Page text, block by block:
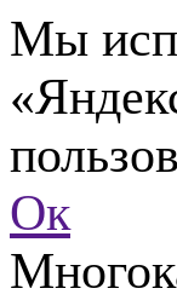
Мы
Ок